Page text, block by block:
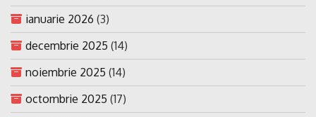
ianuarie 2026 (3)
decembrie 2025 (14)
noiembrie 2025 (14)
octombrie 2025 (17)